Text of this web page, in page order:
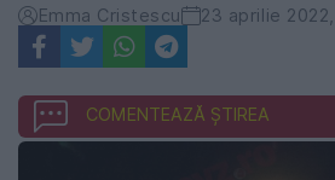
Emma Cristescu 23 aprilie
COMENTEAZĂ ȘTIREA